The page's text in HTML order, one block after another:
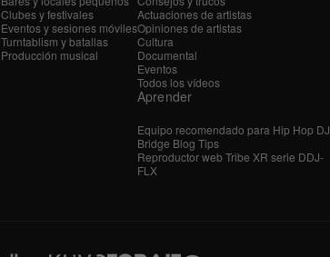
Clubes y festivales
Eventos y sesiones móviles
Turntablism y batallas
Producción musical
Actuaciones de artistas
Opiniones de artistas
Cultura
Documental
Eventos
Todos los vídeos
Aprender
Equipo recomendado para Hip Hop DJ
Bridge Blog Tips
Reproductor web Tribe XR serie DDJ-
FLX